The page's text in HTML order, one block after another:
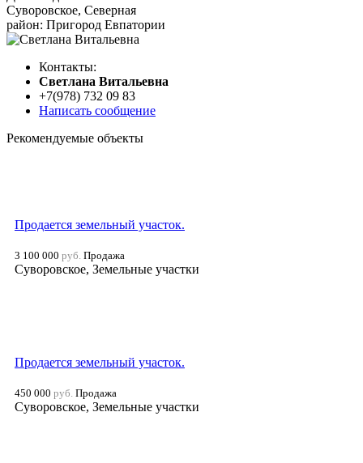
Суворовское, Северная
район: Пригород Евпатории
Контакты:
Cветлана Витальевна
+7(978) 732 09 83
Написать сообщение
Рекомендуемые объекты
Продается земельный участок.
3 100 000 руб. Продажа
Суворовское, Земельные участки
Продается земельный участок.
450 000 руб. Продажа
Суворовское, Земельные участки